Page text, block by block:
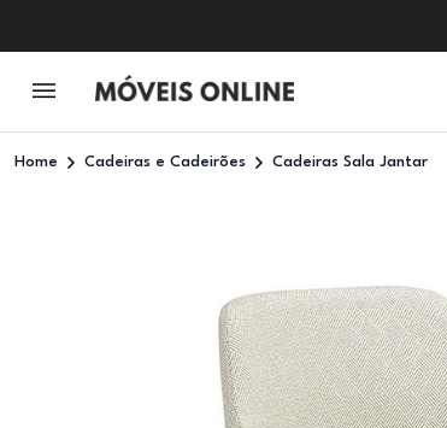
Home Cadeiras e Cadeirões Cadeiras Sala Jantar